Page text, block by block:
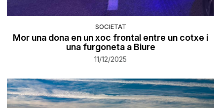
SOCIETAT
Mor una dona en un xoc frontal entre un cotxe i
una furgoneta a Biure
11/12/2025